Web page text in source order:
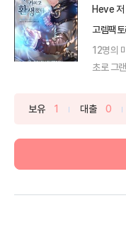
Heve 저
고렘팩토
12명의
초로 그
보유 1 대출 0